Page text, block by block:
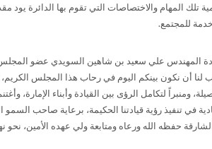
تلك المهام والاختصاصات التي تقوم بها الدائرة
خدمة للمجتمع.
المهندس علي سعيد بن شاهين السويدي عضو المجلس
لنا أن نكون بينكم اليوم في رحاب هذا المجلس
ومنبراً لتكامل الرؤى بين القيادة وأبناء الإمارة،
في تنفيذ رؤية قيادتنا الحكيمة، برعاية صاحب
حفظه الله ورعاه ومتابعة ولي عهده الأمين، نحو